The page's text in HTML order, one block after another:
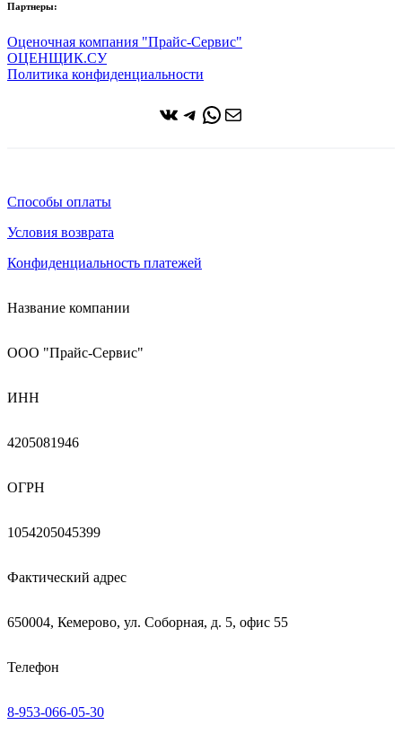
Партнеры:
Оценочная компания "Прайс-Сервис"
ОЦЕНЩИК.СУ
Политика конфиденциальности
ВКонтакте
Telegram
WhatsApp
Почта
Способы оплаты
Условия возврата
Конфиденциальность платежей
Название компании
ООО "Прайс-Сервис"
ИНН
4205081946
ОГРН
1054205045399
Фактический адрес
650004, Кемерово, ул. Соборная, д. 5, офис 55
Телефон
8-953-066-05-30